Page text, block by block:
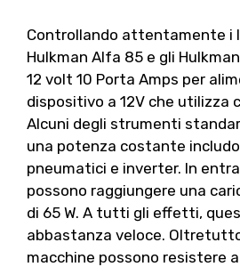
Controllando attentamente i
Hulkman Alfa 85 e gli
12 volt 10 Porta Amps per
dispositivo a 12V che utilizza
Alcuni degli strumenti
una potenza costante
pneumatici e inverter. In
possono raggiungere una
di 65 W. A tutti gli effetti,
abbastanza veloce.
macchine possono resistere